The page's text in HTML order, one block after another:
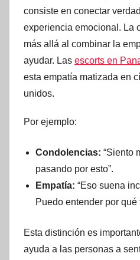
consiste en conectar
experiencia emocional. La
más allá al combinar la
ayudar. Las escorts en
esta empatía matizada en
unidos.
Por ejemplo:
Condolencias: “Siento
pasando por esto”.
Empatía: “Eso suena
Puedo entender por qué
Esta distinción es
ayuda a las personas a